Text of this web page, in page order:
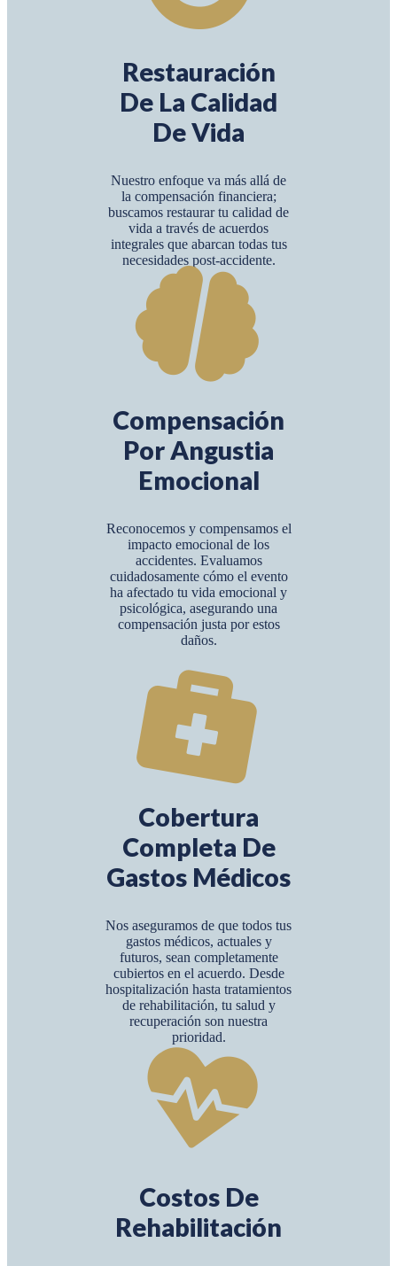
Restauración
De La Calidad
De Vida
Nuestro enfoque va más allá de
la compensación financiera;
buscamos restaurar tu calidad de
vida a través de acuerdos
integrales que abarcan todas tus
necesidades post-accidente.
Compensación
Por Angustia
Emocional
Reconocemos y compensamos el
impacto emocional de los
accidentes. Evaluamos
cuidadosamente cómo el evento
ha afectado tu vida emocional y
psicológica, asegurando una
compensación justa por estos
daños.
Cobertura
Completa De
Gastos Médicos
Nos aseguramos de que todos tus
gastos médicos, actuales y
futuros, sean completamente
cubiertos en el acuerdo. Desde
hospitalización hasta tratamientos
de rehabilitación, tu salud y
recuperación son nuestra
prioridad.
Costos De
Rehabilitación